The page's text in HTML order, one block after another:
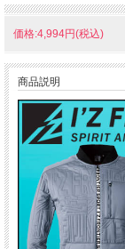
価格:4,994円(税込)
商品説明